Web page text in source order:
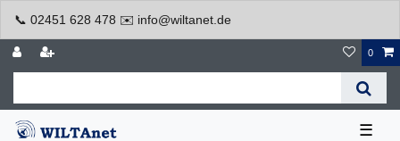
📞 02451 628 478 ✉️ info@wiltanet.de
0
☰